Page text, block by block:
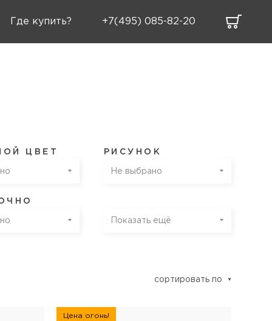
Где купить? +7(495) 085-82-20
ЦВЕТ РИСУНОК
Не выбрано
Показать ещё
сортировать по
Цена огонь!